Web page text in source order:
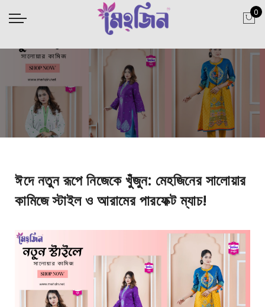
0
ঈদে নতুন রূপে নিজেকে খুঁজুন: মেহজিনের সালোয়ার
কামিজে স্টাইল ও আরামের পারফেক্ট ম্যাচ!